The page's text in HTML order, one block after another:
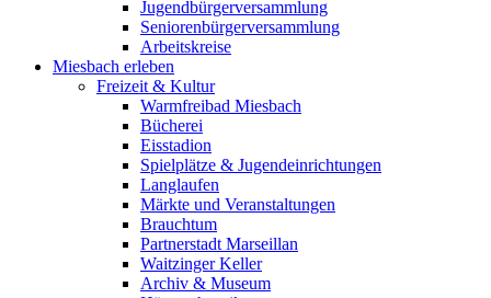
Jugendbürgerversammlung
Seniorenbürgerversammlung
Arbeitskreise
Miesbach erleben
Freizeit & Kultur
Warmfreibad Miesbach
Bücherei
Eisstadion
Spielplätze & Jugendeinrichtungen
Langlaufen
Märkte und Veranstaltungen
Brauchtum
Partnerstadt Marseillan
Waitzinger Keller
Archiv & Museum